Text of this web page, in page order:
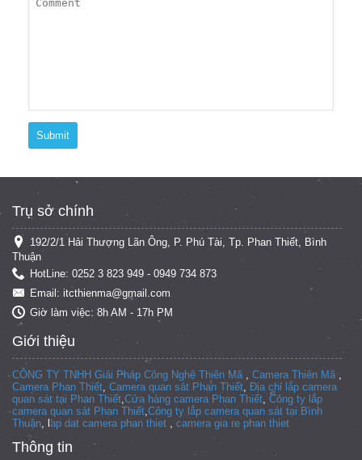
Submit
Trụ sở chính
192/2/1 Hải Thượng Lãn Ông, P. Phú Tài, Tp. Phan Thiết, Bình
Thuận
HotLine: 0252 3 823 949 - 0949 734 873
Email: itcthienma@gmail.com
Giờ làm việc: 8h AM - 17h PM
Giới thiệu
CÔNG TY TNHH Giải Pháp Công Nghệ Thiên Mã Camera Thiên Mã
Camera Phan Thiết Camera quan sát Phan Thiết Địa chỉ lắp camera
quan sát tại Phan Thiết Cửa hàng camera Phan Thiết Công ty lắp
camera quan sát Phan Thiết Công ty lắp camera quan sát tại Bình
Thuận , lap dat camera phan thiet camera gia re phan thiet
Thông tin